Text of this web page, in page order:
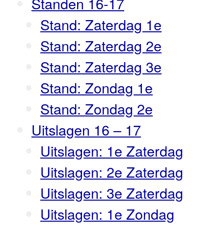
Stand: Zaterdag 1e
Stand: Zaterdag 2e
Stand: Zaterdag 3e
Stand: Zondag 1e
Stand: Zondag 2e
Uitslagen 16 – 17
Uitslagen: 1e Zaterdag
Uitslagen: 2e Zaterdag
Uitslagen: 3e Zaterdag
Uitslagen: 1e Zondag